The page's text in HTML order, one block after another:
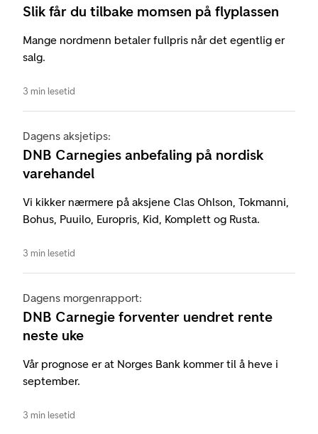
Slik får du tilbake momsen på flyplassen
Mange nordmenn betaler fullpris når det egentlig er
salg.
3 min lesetid
Dagens aksjetips:
DNB Carnegies anbefaling på nordisk
varehandel
Vi kikker nærmere på aksjene Clas Ohlson, Tokmanni,
Bohus, Puuilo, Europris, Kid, Komplett og Rusta.
3 min lesetid
Dagens morgenrapport:
DNB Carnegie forventer uendret rente
neste uke
Vår prognose er at Norges Bank kommer til å heve i
september.
3 min lesetid